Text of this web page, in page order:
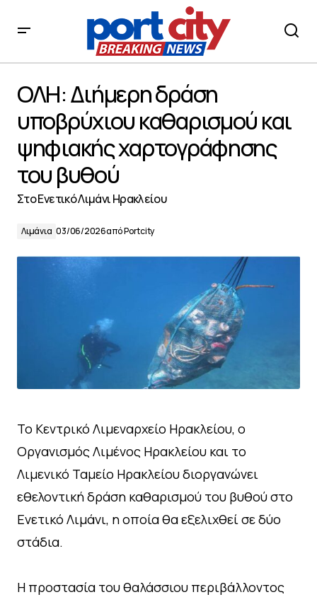
ψηφιακής χαρτογράφησης του βυθού
ΟΛΗ: Διήμερη δράση
υποβρύχιου καθαρισμού και
ψηφιακής χαρτογράφησης
του βυθού
Στο Ενετικό Λιμάνι Ηρακλείου
Λιμάνια 03/06/2026απόPortcity
Το Κεντρικό Λιμεναρχείο Ηρακλείου, ο
Οργανισμός Λιμένος Ηρακλείου και το
Λιμενικό Ταμείο Ηρακλείου διοργανώνει
εθελοντική δράση καθαρισμού του βυθού στο
Ενετικό Λιμάνι, η οποία θα εξελιχθεί σε δύο
στάδια.
Η προστασία του θαλάσσιου περιβάλλοντος